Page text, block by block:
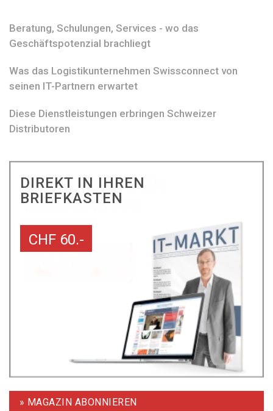
Beratung, Schulungen, Services - wo das
Geschäftspotenzial brachliegt
Was das Logistikunternehmen Swissconnect von
seinen IT-Partnern erwartet
Diese Dienstleistungen erbringen Schweizer
Distributoren
DIREKT IN IHREN
BRIEFKASTEN
CHF 60.-
» MAGAZIN ABONNIEREN